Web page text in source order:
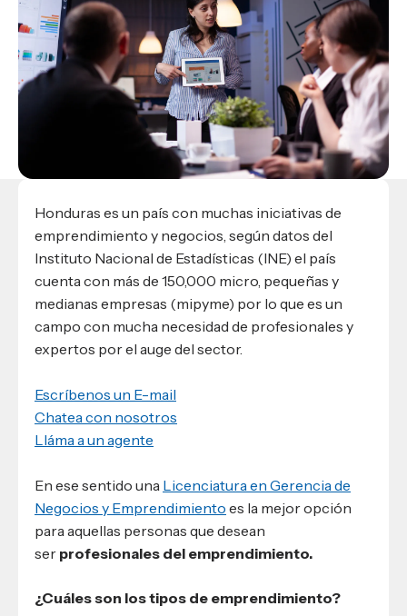
Escuela de Ciencias de la Comunicación
Escuela de Ciencias de la Salud
Escuela de Arquitectura
Ver toda la oferta académica
Escuela de Negocios
Conocé DUX
Datos de contacto
admisiones@usap.edu
+504 2561-8727
Ave. Circunvalación, San Pedro Sula,
Honduras, C.A.
EXCELENCIA USAP
Lifelong Learning University
Responsabilidad social y sostenibilidad
Empleabilidad
¿Que es USAP+?
Guía de Servicios Académicos y Administrativos
Manual M365
Manual Moddle
Normas Académicas
Experiencias de alumnos
internacionales
Conocé experiencias
Evento
USAP integra RediEShn
Leer artículo
Honduras es un país con muchas iniciativas de
emprendimiento y negocios, según datos del
Instituto Nacional de Estadísticas (INE) el país
cuenta con más de 150,000 micro, pequeñas y
medianas empresas (mipyme) por lo que es un
campo con mucha necesidad de profesionales y
expertos por el auge del sector.
Escríbenos un E-mail
Chatea con nosotros
Lláma a un agente
En ese sentido una Licenciatura en Gerencia de
Negocios y Emprendimiento es la mejor opción
para aquellas personas que desean
ser profesionales del emprendimiento.
¿Cuáles son los tipos de emprendimiento?